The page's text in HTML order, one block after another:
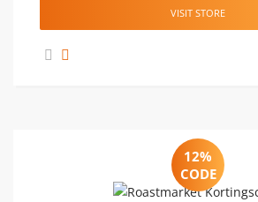
VISIT STORE
12%
CODE